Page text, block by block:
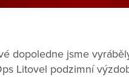
dopoledne jsme
Litovel podzimní